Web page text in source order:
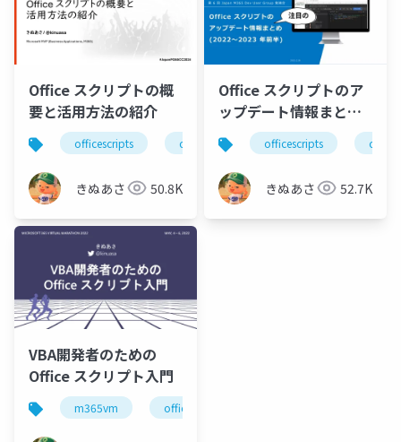
Office スクリプトの概
要と活用方法の紹介
officescripts officeスクリプト m365dev
きぬあさ 50.8K
Office スクリプトのア
ップデート情報まとめ
(2022～2023 年前半)
officescripts office
きぬあさ 52.7K
VBA開発者のための
Office スクリプト入門
m365vm officescripts